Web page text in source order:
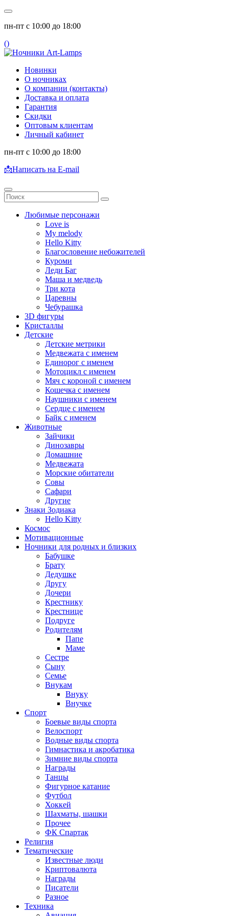
пн-пт с 10:00 до 18:00
()
Новинки
О ночниках
О компании (контакты)
Доставка и оплата
Гарантия
Скидки
Оптовым клиентам
Личный кабинет
пн-пт с 10:00 до 18:00
📩Написать на E-mail
Любимые персонажи
Love is
My melody
Hello Kitty
Благословение небожителей
Куроми
Леди Баг
Маша и медведь
Три кота
Царевны
Чебурашка
3D фигуры
Кристаллы
Детские
Детские метрики
Медвежата с именем
Единорог с именем
Мотоцикл с именем
Мяч с короной с именем
Кошечка с именем
Наушники с именем
Сердце с именем
Байк с именем
Животные
Зайчики
Динозавры
Домашние
Медвежата
Морские обитатели
Совы
Сафари
Другие
Знаки Зодиака
Hello Kitty
Космос
Мотивационные
Ночники для родных и близких
Бабушке
Брату
Дедушке
Другу
Дочери
Крестнику
Крестнице
Подруге
Родителям
Папе
Маме
Сестре
Сыну
Семье
Внукам
Внуку
Внучке
Спорт
Боевые виды спорта
Велоспорт
Водные виды спорта
Гимнастика и акробатика
Зимние виды спорта
Награды
Танцы
Фигурное катание
Футбол
Хоккей
Шахматы, шашки
Прочее
ФК Спартак
Религия
Тематические
Известные люди
Криптовалюта
Награды
Писатели
Разное
Техника